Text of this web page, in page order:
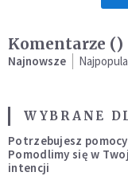
Komentarze ()
Najnowsze
WYBRANE
Potrzebujesz
Pomodlimy się w
intencji